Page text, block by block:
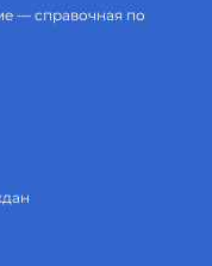
— справочная по